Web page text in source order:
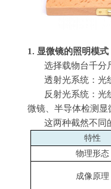
1. 显微镜的照明模式
选择载物台千分
透射光系统：光
反射光系统：光
微镜、半导体检测显
这两种截然不同
特性
物理形态
成像原理